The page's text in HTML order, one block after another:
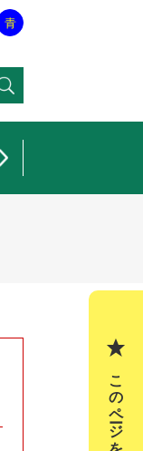
青
このページを一時保存